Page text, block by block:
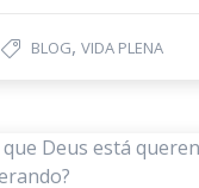
BLOG, VIDA PLENA